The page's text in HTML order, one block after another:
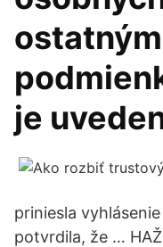
je
priniesla
potvrdila, že …